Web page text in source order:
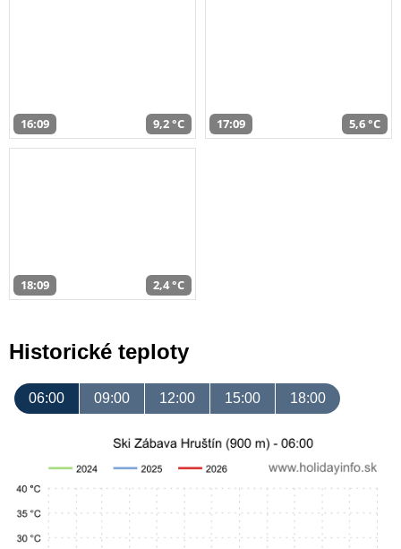
16:09 9,2 °C 17:09 5,6 °C
18:09 2,4 °C
Historické teploty
06:00 09:00 12:00 15:00 18:00